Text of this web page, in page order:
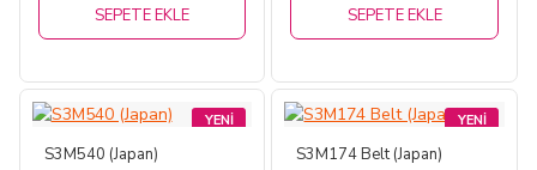
SEPETE EKLE SEPETE EKLE
YENI
S3M540 (Japan)
YENI
S3M174 Belt (Japan)